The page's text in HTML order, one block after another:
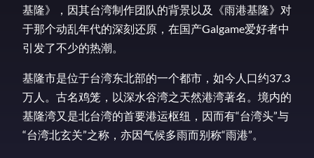
基隆》，因其台湾制作团队的背景以及《雨港基隆》对
于那个动乱年代的深刻还原，在国产Galgame爱好者中
引发了不少的热潮。
基隆市是位于台湾东北部的一个都市，如今人口约37.3
万人。古名鸡笼，以深水谷湾之天然港湾著名。境内的
基隆湾又是北台湾的首要港运枢纽，因而有“台湾头”与
“台湾北玄关”之称，亦因气候多雨而别称“雨港”。